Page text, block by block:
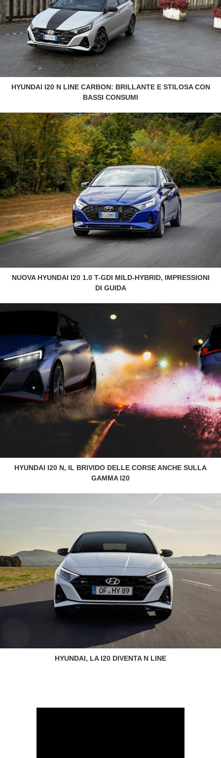
HYUNDAI I20 N LINE CARBON: BRILLANTE E STILOSA CON
BASSI CONSUMI
NUOVA HYUNDAI I20 1.0 T-GDI MILD-HYBRID, IMPRESSIONI
DI GUIDA
HYUNDAI I20 N, IL BRIVIDO DELLE CORSE ANCHE SULLA
GAMMA I20
HYUNDAI, LA I20 DIVENTA N LINE